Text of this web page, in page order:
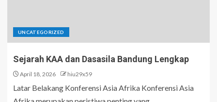
UNCATEGORIZED
Sejarah KAA dan Dasasila Bandung Lengkap
April 18, 2026 hiu29x59
Latar Belakang Konferensi Asia Afrika Konferensi Asia